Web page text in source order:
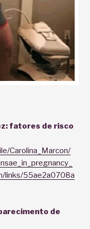
fatores de risco
Carolina_Marcon/
links/55ae2a0708a
de